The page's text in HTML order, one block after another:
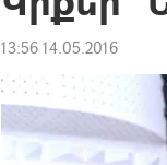
13:56 14.05.2016